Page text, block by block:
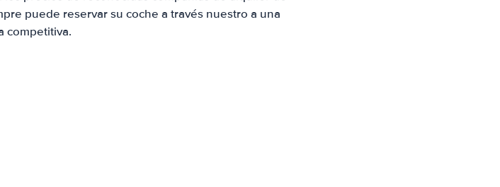
puede reservar su coche a través nuestro a una
competitiva.